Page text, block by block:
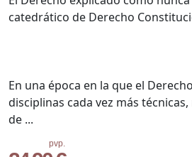
pvp.
catedrático de Derecho
En una época en la que el
disciplinas cada vez más
de ...